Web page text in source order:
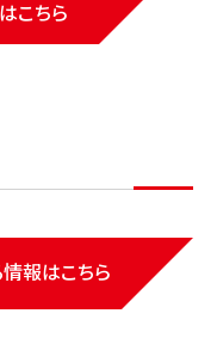
こちら
情報はこちら